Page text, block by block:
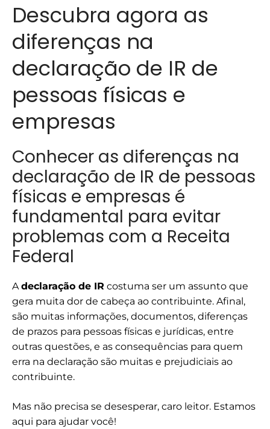
Descubra agora as
diferenças na
declaração de IR de
pessoas físicas e
empresas
Conhecer as diferenças na
declaração de IR de pessoas
físicas e empresas é
fundamental para evitar
problemas com a Receita
Federal
Adeclaração de IR costuma ser um assunto que
gera muita dor de cabeça ao contribuinte. Afinal,
são muitas informações, documentos, diferenças
de prazos para pessoas físicas e jurídicas, entre
outras questões, e as consequências para quem
erra na declaração são muitas e prejudiciais ao
contribuinte.
Mas não precisa se desesperar, caro leitor. Estamos
aqui para ajudar você!